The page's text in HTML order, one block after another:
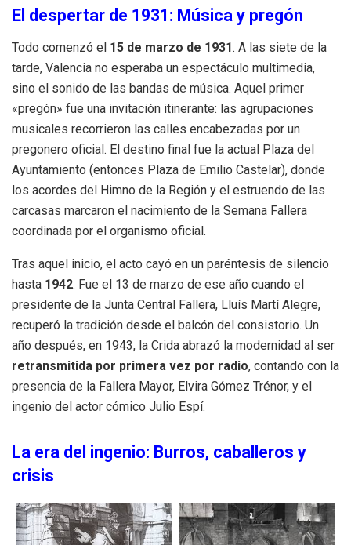
El despertar de 1931: Música y pregón
Todo comenzó el 15 de marzo de 1931. A las siete de la
tarde, Valencia no esperaba un espectáculo multimedia,
sino el sonido de las bandas de música. Aquel primer
«pregón» fue una invitación itinerante: las agrupaciones
musicales recorrieron las calles encabezadas por un
pregonero oficial. El destino final fue la actual Plaza del
Ayuntamiento (entonces Plaza de Emilio Castelar), donde
los acordes del Himno de la Región y el estruendo de las
carcasas marcaron el nacimiento de la Semana Fallera
coordinada por el organismo oficial.
Tras aquel inicio, el acto cayó en un paréntesis de silencio
hasta 1942. Fue el 13 de marzo de ese año cuando el
presidente de la Junta Central Fallera, Lluís Martí Alegre,
recuperó la tradición desde el balcón del consistorio. Un
año después, en 1943, la Crida abrazó la modernidad al ser
retransmitida por primera vez por radio, contando con la
presencia de la Fallera Mayor, Elvira Gómez Trénor, y el
ingenio del actor cómico Julio Espí.
La era del ingenio: Burros, caballeros y
crisis